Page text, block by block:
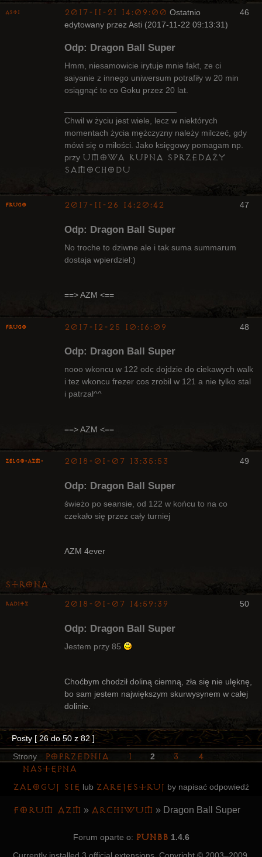
46
Asti 2017-11-21 14:09:00 Ostatnio
edytowany przez Asti (2017-11-22 09:13:31)
Odp: Dragon Ball Super
Hmm, niesamowicie irytuje mnie fakt, ze ci
saiyanie z innego uniwersum potrafiły w 20 min
osiągnąć to co Goku przez 20 lat.
Chwil w życiu jest wiele, lecz w niektórych
momentach życia mężczyzny należy milczeć, gdy
mówi się o miłości. Jako księgowy pomagam np.
przy umowa kupna sprzedaży
samochodu
47
Frugo 2017-11-26 14:20:42
Odp: Dragon Ball Super
No troche to dziwne ale i tak suma summarum
dostaja wpierdziel:)
==> AZM <==
48
Frugo 2017-12-25 10:16:09
Odp: Dragon Ball Super
nooo wkoncu w 122 odc dojdzie do ciekawych walk
i tez wkoncu frezer cos zrobil w 121 a nie tylko stal
i patrzal^^
==> AZM <==
49
ZelgO-AZM- 2018-01-07 13:35:53
Odp: Dragon Ball Super
świeżo po seansie, od 122 w końcu to na co
czekało się przez cały turniej
AZM 4ever
Strona
50
Raditz 2018-01-07 14:59:39
Odp: Dragon Ball Super
Jestem przy 85
Choćbym chodził doliną ciemną, zła się nie ulęknę,
bo sam jestem największym skurwysynem w całej
dolinie.
Posty [ 26 do 50 z 82 ]
Strony
Poprzednia 1 2 3
4
Następna
Zaloguj się lub zarejestruj by napisać odpowiedź
Forum AZM » Archiwum » Dragon Ball Super
Forum oparte o: PunBB 1.4.6